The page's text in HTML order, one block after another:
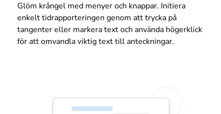
Glöm krångel med menyer och knappar. Initiera
enkelt tidrapporteringen genom att trycka på
tangenter eller markera text och använda högerklick
för att omvandla viktig text till anteckningar.